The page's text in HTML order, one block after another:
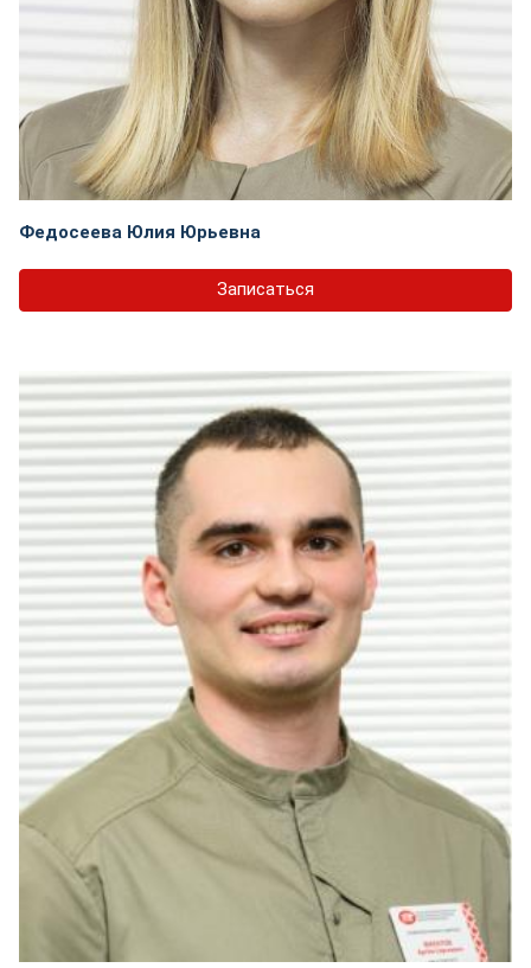
Федосеева Юлия Юрьевна
Записаться